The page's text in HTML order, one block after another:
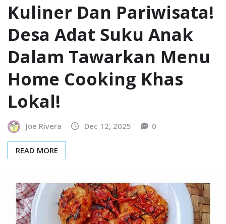
Kuliner Dan Pariwisata!
Desa Adat Suku Anak
Dalam Tawarkan Menu
Home Cooking Khas
Lokal!
Joe Rivera Dec 12, 2025 0
READ MORE